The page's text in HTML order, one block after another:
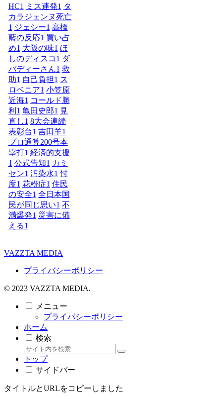
HC1 ミス連発1 タ
カラジェンヌ死亡
1 ジェシー1 高橋
藍の反応1 買い占
め1 大阪の味1 ほ
しのディスコ 1 ダ
バディーさん1 救
助1 自己負担1 ス
ロベニア1 小笠原
近海1 コールド勝
利 1 亀田史郎1 見
直し1 8大会連続
表彰台1 吉田羊1
プロ通算200号本
塁打1 経済的支援
1 公式告知1 カミ
セン1 汚染水1 忖
度1 花粉症1 住民
の安全1 全日本国
民が同じ思い1 不
満爆発1 災害に備
える1
VAZZTA MEDIA
プライバシーポリシー
© 2023 VAZZTA MEDIA.
メニュー
プライバシーポリシー
ホーム
検索
トップ
サイドバー
タイトルとURLをコピーしました